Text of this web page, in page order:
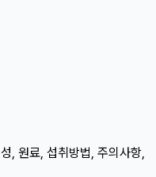
, 원료, 섭취방법, 주의사항,